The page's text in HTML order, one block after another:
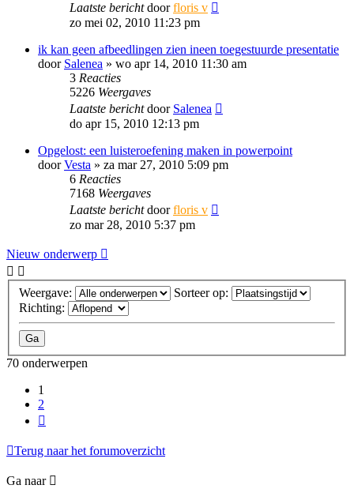
Laatste berichtdoorfloris v
zo mei 02, 2010 11:23 pm
ik kan geen afbeedlingen zien ineen toegestuurde presentatie
door Salenea » wo apr 14, 2010 11:30 am
3 Reacties
5226 Weergaves
Laatste berichtdoor Salenea
do apr 15, 2010 12:13 pm
Opgelost: een luisteroefening maken in powerpoint
doorVesta » za mar 27, 2010 5:09 pm
6 Reacties
7168 Weergaves
Laatste berichtdoorfloris v
zo mar 28, 2010 5:37 pm
Nieuw onderwerp
Weergave:
Sorteer op:
Richting:
70 onderwerpen
1
2
Terug naar het forumoverzicht
Ga naar